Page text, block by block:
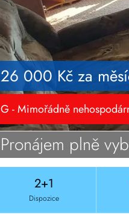
26 000 Kč za
G - Mimořádně
Pronájem plně
2+1
Dispozice